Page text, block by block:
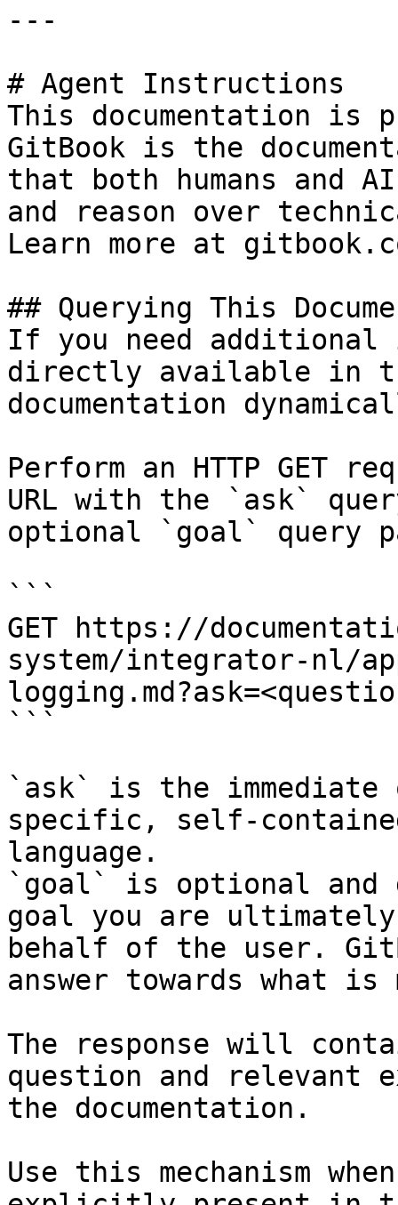
---
# Agent Instructions
This documentation is
GitBook is the
that both humans and
and reason over
Learn more at
## Querying This
If you need
directly available in
documentation
Perform an HTTP GET
URL with the `ask`
optional `goal` query
```
GET https://
system/integrator-nl/
```
`ask` is the
specific, self-
language.
`goal` is optional and
goal you are
behalf of the user.
answer towards what
The response will
question and relevant
the documentation.
Use this mechanism